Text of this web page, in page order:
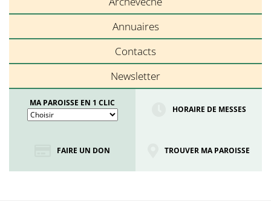
Annuaires
Contacts
Newsletter
MA PAROISSE EN 1 CLIC
HORAIRE DE MESSES
FAIRE UN DON TROUVER MA PAROISSE